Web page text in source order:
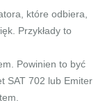
które odbiera,
Przykłady to
Powinien to być
SAT 702 lub Emiter